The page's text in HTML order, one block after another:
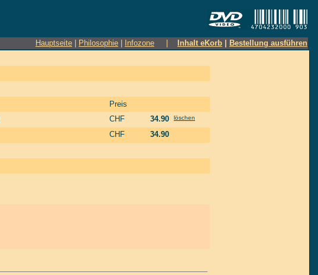
Hauptseite Philosophie Infozone Inhalt eKorb Bestellung ausführen
Preis
CHF 34.90 löschen
CHF 34.90